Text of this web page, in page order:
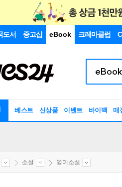
도서 중고샵 eBook 크레마클럽
베스트 신상품 이벤트 바이백 매
소설 영미소설